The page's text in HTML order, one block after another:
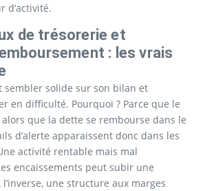
d’activité.
de trésorerie et
: les vrais
sembler solide sur son bilan et
en difficulté. Pourquoi ? Parce que le
que la dette se rembourse dans le
d’alerte apparaissent donc dans les
activité rentable mais mal
encaissements peut subir une
une structure aux marges